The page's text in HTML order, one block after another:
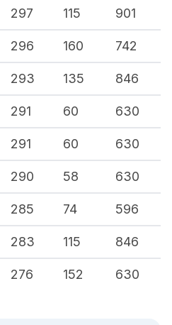
297 115 901
296 160 742
293 135 846
291 60 630
291 60 630
290 58 630
285 74 596
283 115 846
276 152 630